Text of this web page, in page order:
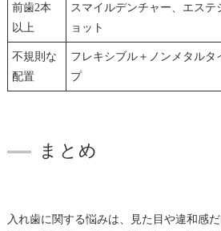
前歯2本
以上
スマイルデンチャー、エステ
ョット
不規則な
配置
フレキシブル＋ノンメタルタ
プ
まとめ
入れ歯に関する悩みは、見た目や違和感